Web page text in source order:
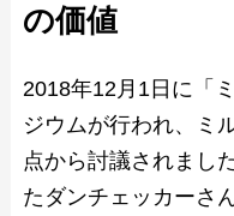
の価値
2018年12月1日に「
ジウムが行われ、ミ
点から討議されまし
たダンチェッカーさ